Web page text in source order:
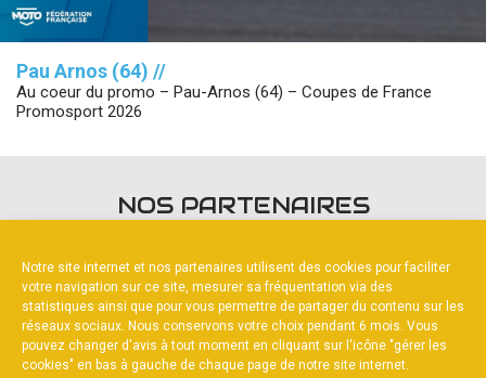
Notre site internet et nos partenaires utilisent des cookies pour faciliter
votre navigation sur ce site, mesurer sa fréquentation via des
statistiques ainsi que pour vous permettre de partager du contenu sur les
réseaux sociaux. Nous conservons votre choix pendant 6 mois. Vous
pouvez changer d'avis à tout moment en cliquant sur l'icône "gérer les
cookies" en bas à gauche de chaque page de notre site internet.
Pau Arnos (64) //
Au coeur du promo – Pau-Arnos (64) – Coupes de France
Promosport 2026
NOS PARTENAIRES
PARTENAIRE PRINCIPAL